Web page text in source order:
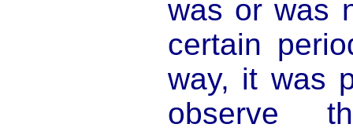
was or was
certain
way, it was
observe